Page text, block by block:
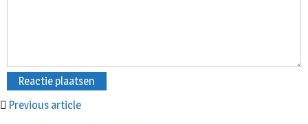
Previous article